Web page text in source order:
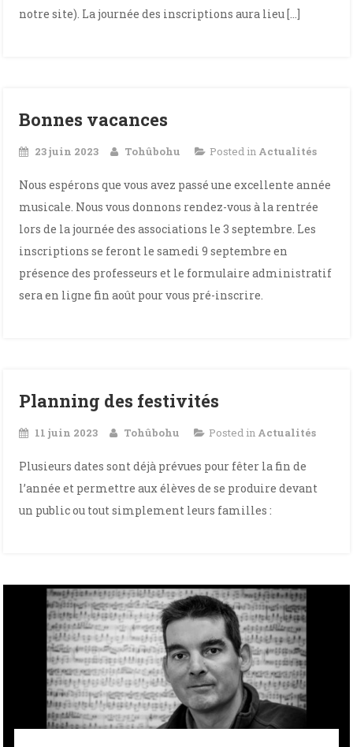
notre site). La journée des inscriptions aura lieu […]
Bonnes vacances
23 juin 2023 Tohûbohu Posted in Actualités
Nous espérons que vous avez passé une excellente année
musicale. Nous vous donnons rendez-vous à la rentrée
lors de la journée des associations le 3 septembre. Les
inscriptions se feront le samedi 9 septembre en
présence des professeurs et le formulaire administratif
sera en ligne fin août pour vous pré-inscrire.
Planning des festivités
11 juin 2023 Tohûbohu Posted in Actualités
Plusieurs dates sont déjà prévues pour fêter la fin de
l’année et permettre aux élèves de se produire devant
un public ou tout simplement leurs familles :